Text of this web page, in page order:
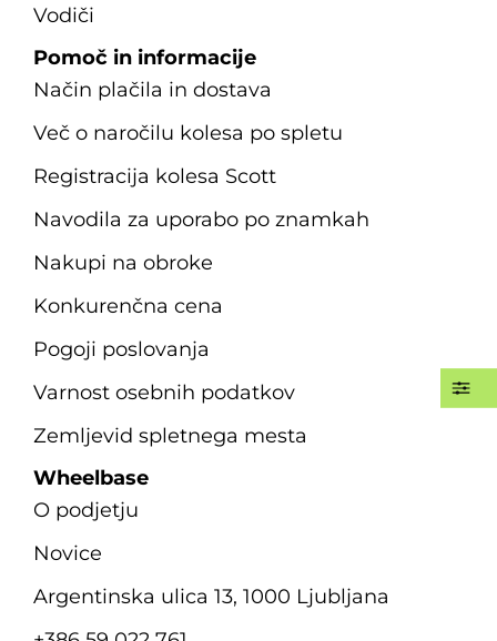
Vodiči
Pomoč in informacije
Način plačila in dostava
Več o naročilu kolesa po spletu
Registracija kolesa Scott
Navodila za uporabo po znamkah
Nakupi na obroke
Konkurenčna cena
Pogoji poslovanja
Varnost osebnih podatkov
Zemljevid spletnega mesta
Wheelbase
O podjetju
Novice
Argentinska ulica 13, 1000 Ljubljana